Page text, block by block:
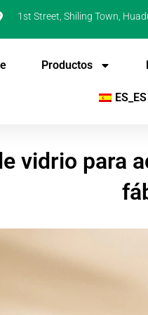
1st Street, Shiling Town,
Productos
ES_ES
vidrio para